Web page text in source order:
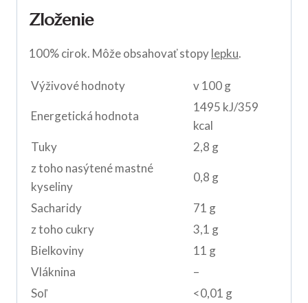
Zloženie
100% cirok. Môže obsahovať stopylepku.
Výživové hodnoty v 100 g
Energetická hodnota
1495 kJ/359
kcal
Tuky
2,8 g
z toho nasýtené mastné
kyseliny
0,8 g
Sacharidy
71 g
z toho cukry
3,1 g
Bielkoviny
11 g
Vláknina
–
Soľ
<0,01 g